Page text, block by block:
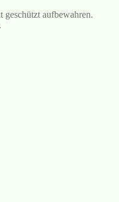
aufbewahren.